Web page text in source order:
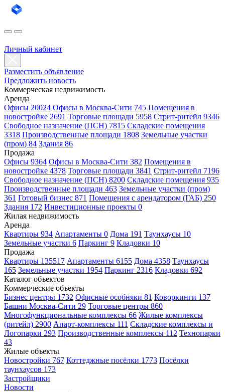
Личный кабинет
Разместить объявление
Предложить новость
Коммерческая недвижимость
Аренда
Офисы 20024 Офисы в Москва-Сити 745 Помещения в
новостройке 2691 Торговые площади 5958 Стрит-ритейл 9346
Свободное назначение (ПСН) 7815 Складские помещения
3318 Производственные площади 1808 Земельные участки
(пром) 84 Здания 86
Продажа
Офисы 9364 Офисы в Москва-Сити 382 Помещения в
новостройке 4378 Торговые площади 3841 Стрит-ритейл 7196
Свободное назначение (ПСН) 8200 Складские помещения 935
Производственные площади 463 Земельные участки (пром)
361 Готовый бизнес 871 Помещения с арендатором (ГАБ) 250
Здания 172 Инвестиционные проекты 0
Жилая недвижимость
Аренда
Квартиры 934 Апартаменты 0 Дома 191 Таунхаусы 10
Земельные участки 6 Паркинг 9 Кладовки 10
Продажа
Квартиры 135517 Апартаменты 6155 Дома 4358 Таунхаусы
165 Земельные участки 1954 Паркинг 2316 Кладовки 692
Каталог объектов
Коммерческие объекты
Бизнес центры 1732 Офисные особняки 81 Коворкинги 137
Башни Москва-Сити 29 Торговые центры 860
Многофункциональные комплексы 66 Жилые комплексы
(ритейл) 2900 Апарт-комплексы 111 Складские комплексы и
Логопарки 293 Производственные комплексы 112 Технопарки
43
Жилые объекты
Новостройки 767 Коттеджные посёлки 1773 Посёлки
таунхаусов 173
Застройщики
Новости